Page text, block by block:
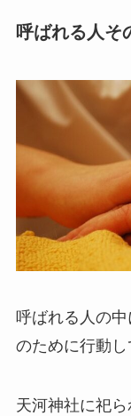
呼ばれる人そ
呼ばれる人の
のために行動し
天河神社に祀